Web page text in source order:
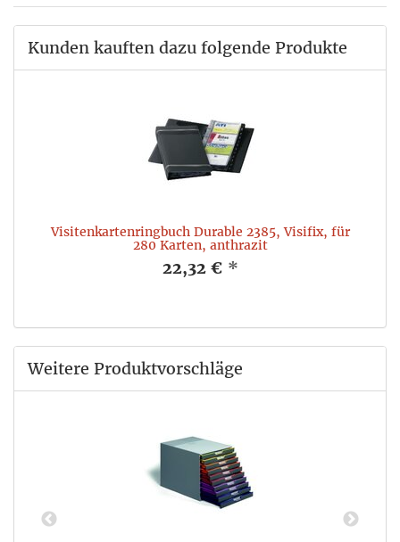
Kunden kauften dazu folgende Produkte
Visitenkartenringbuch Durable 2385, Visifix, für
280 Karten, anthrazit
22,32 € *
Weitere Produktvorschläge